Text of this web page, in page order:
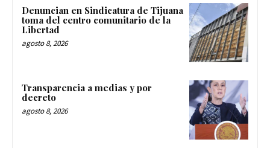
Denuncian en Sindicatura de Tijuana
toma del centro comunitario de la
Libertad
agosto 8, 2026
Transparencia a medias y por
decreto
agosto 8, 2026